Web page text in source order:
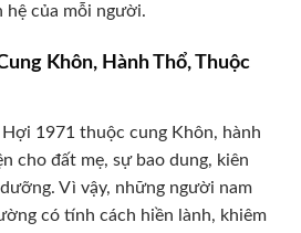
hệ của mỗi người.
Khôn, Hành Thổ, Thuộc
Hợi 1971 thuộc cung Khôn, hành
cho đất mẹ, sự bao dung, kiên
Vì vậy, những người nam
có tính cách hiền lành, khiêm